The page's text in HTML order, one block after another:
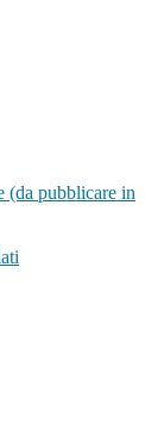
(da pubblicare in